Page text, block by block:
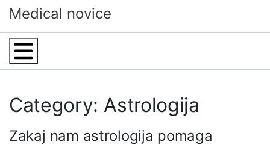
Skip
to
content
Medical novice
Menu
Category: Astrologija
Zakaj nam astrologija pomaga